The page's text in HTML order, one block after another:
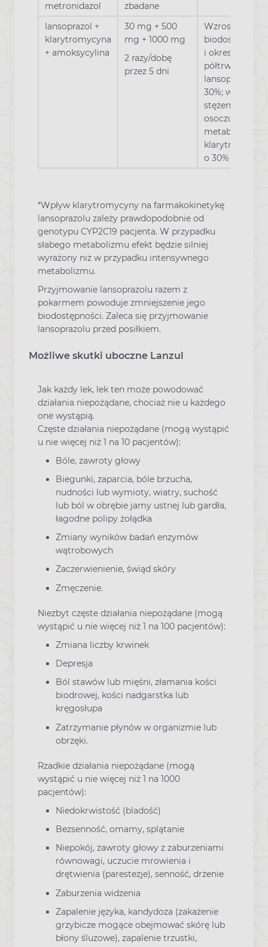
metronidazol
zbadane
lansoprazol +
klarytromycyna
+ amoksycylina
30 mg + 500
mg + 1000 mg
2 razy/dobę
przez 5 dni
Wzrost
biodostępności
i okresu
półtrwania
lansoprazolu o
30%; wzrost
stężenia w
osoczu
metabolitu
o 30%
*Wpływ klarytromycyny na farmakokinetykę
lansoprazolu zależy prawdopodobnie od
genotypu CYP2C19 pacjenta. W przypadku
słabego metabolizmu efekt będzie silniej
wyrażony niż w przypadku intensywnego
metabolizmu.
Przyjmowanie lansoprazolu razem z
pokarmem powoduje zmniejszenie jego
biodostępności. Zaleca się przyjmowanie
lansoprazolu przed posiłkiem.
Możliwe skutki uboczne Lanzul
Jak każdy lek, lek ten może powodować
działania niepożądane, chociaż nie u każdego
one wystąpią.
Częste działania niepożądane (mogą wystąpić
u nie więcej niż 1 na 10 pacjentów):
Bóle, zawroty głowy
Biegunki, zaparcia, bóle brzucha,
nudności lub wymioty, wiatry, suchość
lub ból w obrębie jamy ustnej lub gardła,
łagodne polipy żołądka
Zmiany wyników badań enzymów
wątrobowych
Zaczerwienienie, świąd skóry
Zmęczenie.
Niezbyt częste działania niepożądane (mogą
wystąpić u nie więcej niż 1 na 100 pacjentów):
Zmiana liczby krwinek
Depresja
Ból stawów lub mięśni, złamania kości
biodrowej, kości nadgarstka lub
kręgosłupa
Zatrzymanie płynów w organizmie lub
obrzęki.
Rzadkie działania niepożądane (mogą
wystąpić u nie więcej niż 1 na 1000
pacjentów):
Niedokrwistość (bladość)
Bezsenność, omamy, splątanie
Niepokój, zawroty głowy z zaburzeniami
równowagi, uczucie mrowienia i
drętwienia (parestezje), senność, drżenie
Zaburzenia widzenia
Zapalenie języka, kandydoza (zakażenie
grzybicze mogące obejmować skórę lub
błony śluzowe), zapalenie trzustki,